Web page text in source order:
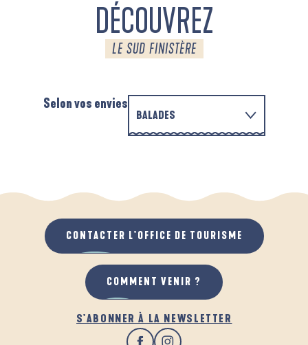
DÉCOUVREZ
LE SUD FINISTÈRE
Selon vos envies
BALADES
QUAND IL PLEUT
AU GRAND AIR
PARCOURS D'INTERPRÉTATION DE L'ANSE
S'ABONNER À LA NEWSLETTER
CONTACTER L'OFFICE DE TOURISME
COMMENT VENIR ?